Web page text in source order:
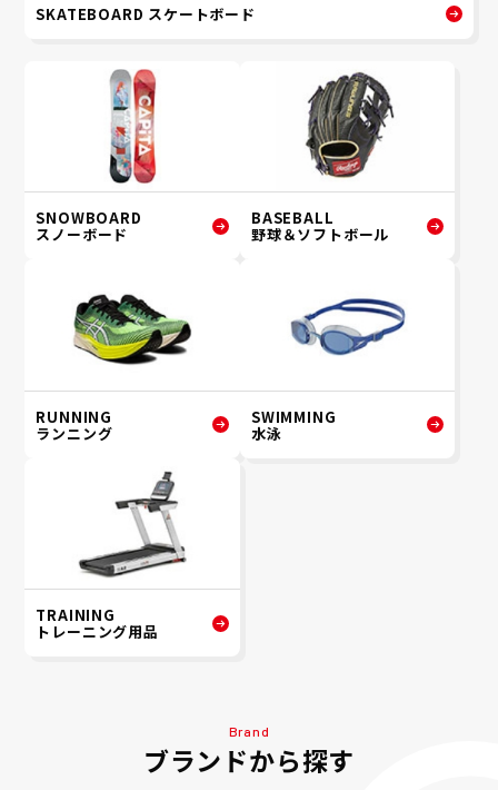
SKATEBOARD スケートボード
SNOWBOARD
スノーボード
BASEBALL
野球＆ソフトボール
RUNNING
ランニング
SWIMMING
水泳
TRAINING
トレーニング用品
Brand
ブランドから探す